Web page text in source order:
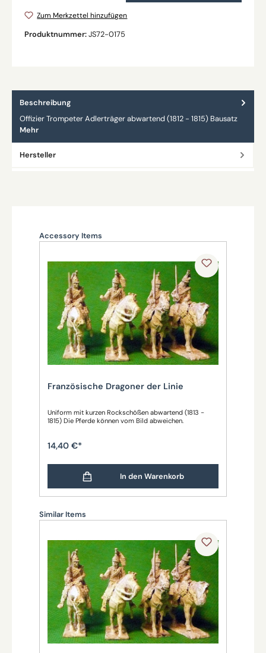
Zum Merkzettel hinzufügen
Produktnummer:JS72-0175
Beschreibung
Offizier Trompeter Adlerträger abwartend (1812 - 1815) Bausatz
Mehr
Hersteller
Produktgalerie überspringen
Accessory Items
Französische Dragoner der Linie
Uniform mit kurzen Rockschößen abwartend (1813 -
1815) Die Pferde können vom Bild abweichen.
14,40 €*
In den Warenkorb
Produktgalerie überspringen
Similar Items